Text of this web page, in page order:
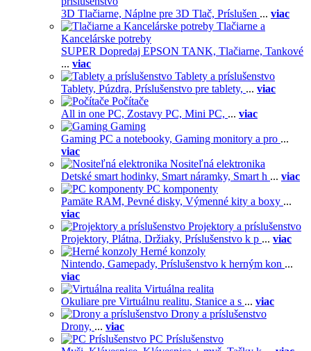
3D Tlačiarne, Náplne pre 3D Tlač, Príslušen ... viac
Tlačiarne a
Kancelárske potreby
SUPER Dopredaj EPSON TANK, Tlačiarne, Tankové
... viac
Tablety a príslušenstvo
Tablety, Púzdra, Príslušenstvo pre tablety, ... viac
Počítače
All in one PC, Zostavy PC, Mini PC, ... viac
Gaming
Gaming PC a notebooky, Gaming monitory a pro ...
viac
Nositeľná elektronika
Detské smart hodinky, Smart náramky, Smart h ... viac
PC komponenty
Pamäte RAM, Pevné disky, Výmenné kity a boxy ...
viac
Projektory a príslušenstvo
Projektory, Plátna, Držiaky, Príslušenstvo k p ... viac
Herné konzoly
Nintendo, Gamepady, Príslušenstvo k herným kon ...
viac
Virtuálna realita
Okuliare pre Virtuálnu realitu, Stanice a s ... viac
Drony a príslušenstvo
Drony, ... viac
PC Príslušenstvo